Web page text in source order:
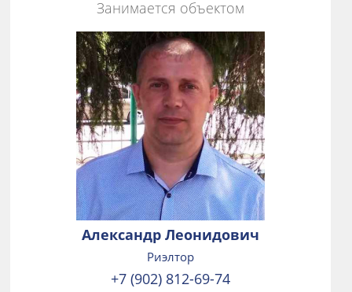
Занимается объектом
Александр Леонидович
Риэлтор
+7 (902) 812-69-74